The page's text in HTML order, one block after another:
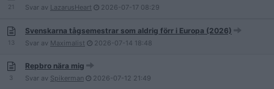
21 Svar av LazarusHeart 2026-07-17 08:29
13
Svenskarna tågsemestrar som aldrig förr i Europa (2026)
Svar av Maximalist 2026-07-14 18:48
3
Repbro nära mig
Svar av Spikerman 2026-07-12 21:49